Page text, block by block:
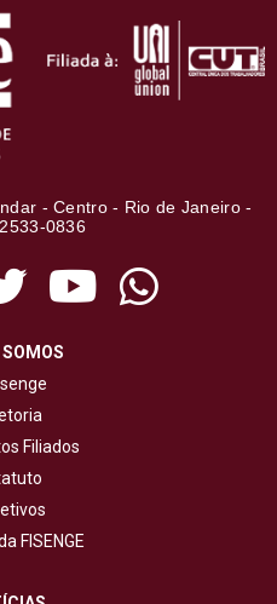
- Centro - Rio de Janeiro -
0836
Filiados
FISENGE